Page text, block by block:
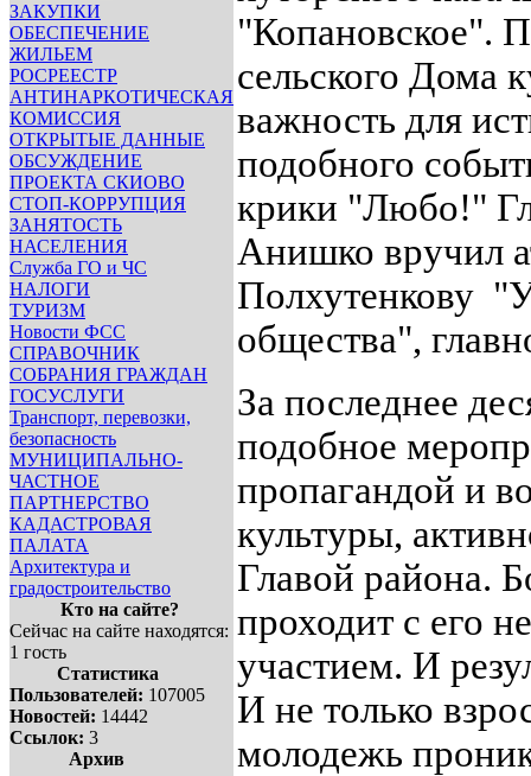
ЗАКУПКИ
ОБЕСПЕЧЕНИЕ
ЖИЛЬЕМ
РОСРЕЕСТР
АНТИНАРКОТИЧЕСКАЯ
КОМИССИЯ
ОТКРЫТЫЕ ДАННЫЕ
ОБСУЖДЕНИЕ
ПРОЕКТА СКИОВО
СТОП-КОРРУПЦИЯ
ЗАНЯТОСТЬ
НАСЕЛЕНИЯ
Служба ГО и ЧС
НАЛОГИ
ТУРИЗМ
Новости ФСС
СПРАВОЧНИК
СОБРАНИЯ ГРАЖДАН
ГОСУСЛУГИ
Транспорт, перевозки,
безопасность
МУНИЦИПАЛЬНО-
ЧАСТНОЕ
ПАРТНЕРСТВО
КАДАСТРОВАЯ
ПАЛАТА
Архитектура и
градостроительство
Кто на сайте?
Сейчас на сайте находятся:
1 гость
Статистика
Пользователей: 107005
Новостей: 14442
Ссылок: 3
Архив
"Копановское".
сельского Дома
важность для
подобного
крики "Любо!"
Анишко вручил
Полхутенкову
общества",
За последнее
подобное
пропагандой и
культуры,
Главой района.
проходит с его
участием. И
И не только
молодежь